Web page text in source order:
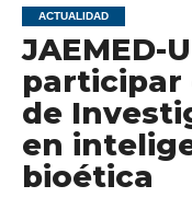
ACTUALIDAD
JAEMED-
participar
de
en
bioética